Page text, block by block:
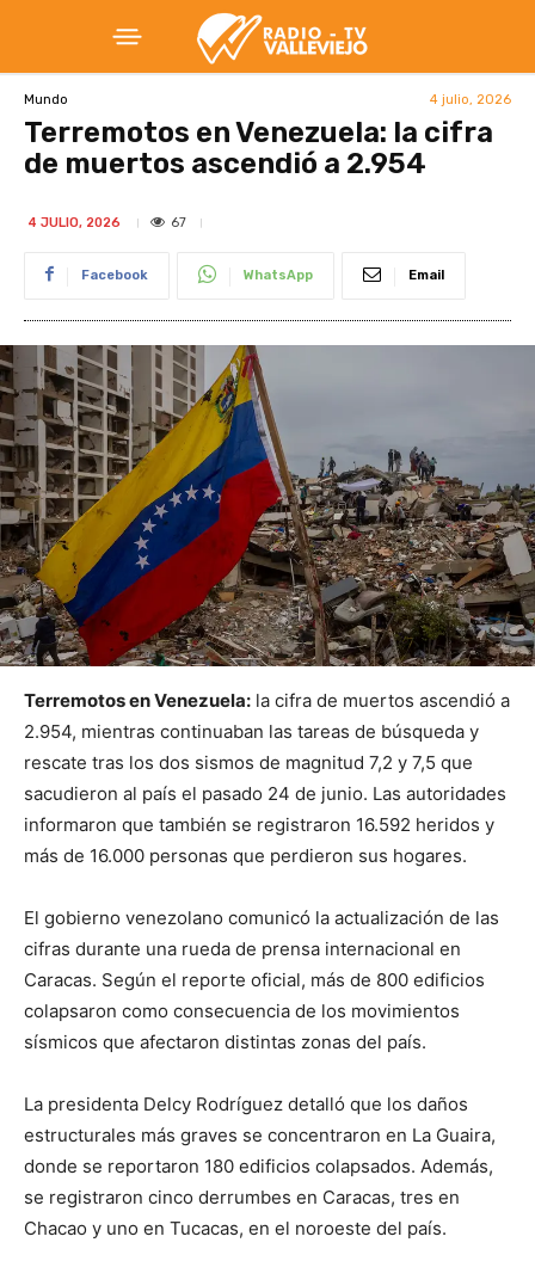
Mundo 4 julio, 2026
Terremotos en Venezuela: la cifra
de muertos ascendió a 2.954
4 JULIO, 2026 67
Facebook WhatsApp Email
Terremotos en Venezuela: la cifra de muertos ascendió a
2.954, mientras continuaban las tareas de búsqueda y
rescate tras los dos sismos de magnitud 7,2 y 7,5 que
sacudieron al país el pasado 24 de junio. Las autoridades
informaron que también se registraron 16.592 heridos y
más de 16.000 personas que perdieron sus hogares.
El gobierno venezolano comunicó la actualización de las
cifras durante una rueda de prensa internacional en
Caracas. Según el reporte oficial, más de 800 edificios
colapsaron como consecuencia de los movimientos
sísmicos que afectaron distintas zonas del país.
La presidenta Delcy Rodríguez detalló que los daños
estructurales más graves se concentraron en La Guaira,
donde se reportaron 180 edificios colapsados. Además,
se registraron cinco derrumbes en Caracas, tres en
Chacao y uno en Tucacas, en el noroeste del país.